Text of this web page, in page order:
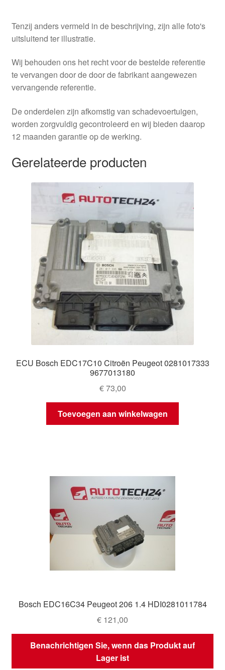
Tenzij anders vermeld in de beschrijving, zijn alle foto's
uitsluitend ter illustratie.
Wij behouden ons het recht voor de bestelde referentie
te vervangen door de door de fabrikant aangewezen
vervangende referentie.
De onderdelen zijn afkomstig van schadevoertuigen,
worden zorgvuldig gecontroleerd en wij bieden daarop
12 maanden garantie op de werking.
Gerelateerde producten
ECU Bosch EDC17C10 Citroën Peugeot 0281017333
9677013180
€73,00
Toevoegen aan winkelwagen
Bosch EDC16C34 Peugeot 206 1.4 HDI0281011784
€ 121,00
Benachrichtigen Sie, wenn das Produkt auf
Lager ist